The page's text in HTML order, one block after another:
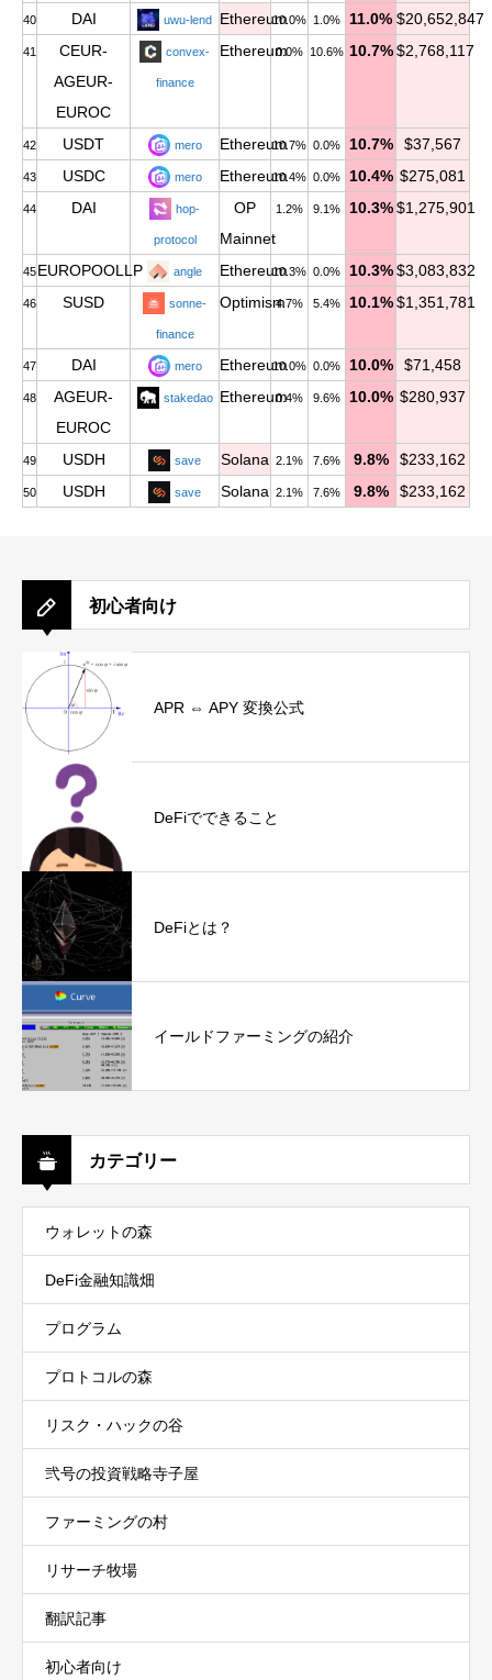
40 DAI uwu-lend Ethereum10.0% 1.0% 11.0% $20,652,847
41
CEUR-
AGEUR-
EUROC
convex-
finance
Ethereum0.0% 10.6% 10.7% $2,768,117
42 USDT mero Ethereum10.7% 0.0% 10.7% $37,567
43 USDC mero Ethereum10.4% 0.0% 10.4% $275,081
44 DAI hop-
protocol
OP
Mainnet
1.2% 9.1% 10.3% $1,275,901
45EUROPOOLLP angle Ethereum10.3% 0.0% 10.3% $3,083,832
46 SUSD sonne-
finance
Optimism4.7% 5.4% 10.1% $1,351,781
47 DAI mero Ethereum10.0% 0.0% 10.0% $71,458
48
AGEUR-
EUROC
stakedao Ethereum0.4% 9.6% 10.0% $280,937
49 USDH save Solana 2.1% 7.6% 9.8% $233,162
50 USDH save Solana 2.1% 7.6% 9.8% $233,162
初心者向け
APR ⇔ APY 変換公式
DeFiでできること
DeFiとは？
イールドファーミングの紹介
カテゴリー
ウォレットの森
DeFi金融知識畑
プログラム
プロトコルの森
リスク・ハックの谷
弐号の投資戦略寺子屋
ファーミングの村
リサーチ牧場
翻訳記事
初心者向け